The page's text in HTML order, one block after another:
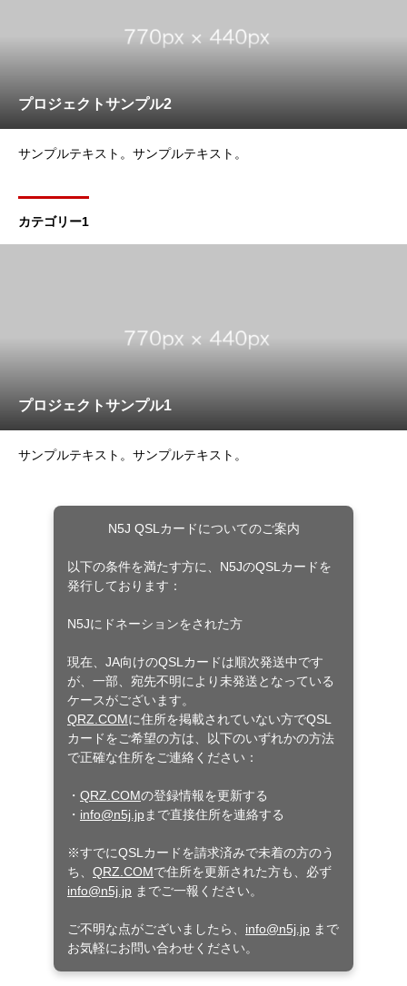
プロジェクトサンプル2
サンプルテキスト。サンプルテキスト。
カテゴリー1
プロジェクトサンプル1
サンプルテキスト。サンプルテキスト。
N5J QSLカードについてのご案内
以下の条件を満たす方に、N5JのQSLカードを
発行しております：
N5Jにドネーションをされた方
現在、JA向けのQSLカードは順次発送中です
が、一部、宛先不明により未発送となっている
ケースがございます。
QRZ.COMに住所を掲載されていない方でQSL
カードをご希望の方は、以下のいずれかの方法
で正確な住所をご連絡ください：
・ QRZ.COMの登録情報を更新する
・ info@n5j.jpまで直接住所を連絡する
※すでにQSLカードを請求済みで未着の方のう
ち、 QRZ.COMで住所を更新された方も、必ず
info@n5j.jp までご一報ください。
ご不明な点がございましたら、 info@n5j.jp まで
お気軽にお問い合わせください。